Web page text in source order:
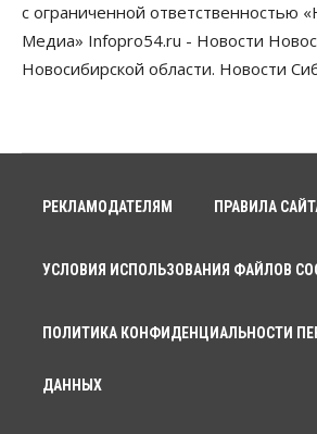
Власть Недвижимость Общество
В Минстрое НСО объяснили, как
завершать долгострой на
10 Августа 2026, 11:00
резистентности ВИЧ в трёх
Власть Общество
Валентина Пармона в кассации
10 Августа 2026, 08:00
с ограниченной ответственностью
Медиа» Infopro54.ru - Новости
Новосибирской области. Новости
РЕКЛАМОДАТЕЛЯМ ПРАВИЛА
УСЛОВИЯ ИСПОЛЬЗОВАНИЯ ФАЙЛОВ
ПОЛИТИКА КОНФИДЕНЦИАЛЬНОСТИ
ДАННЫХ